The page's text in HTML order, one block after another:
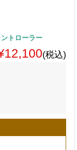
トローラー
(税込)